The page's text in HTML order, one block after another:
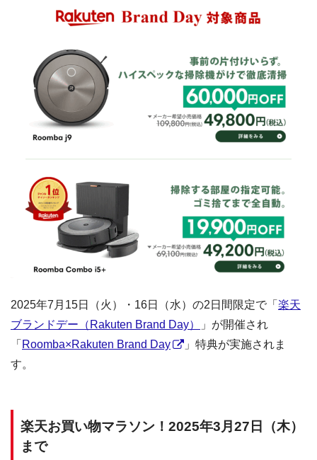
2025年7月15日（火）・16日（水）の2日間限定で「 楽天
ブランドデー（Rakuten Brand Day）
」が開催され
「 Roomba×Rakuten Brand Day
」特典が実施されま
す。
楽天お買い物マラソン！2025年3月27日（木）
まで